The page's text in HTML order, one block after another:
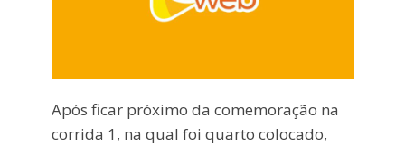
Após ficar próximo da comemoração na
corrida 1, na qual foi quarto colocado,